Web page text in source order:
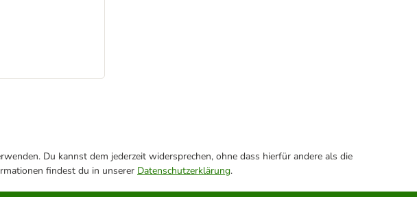
Du kannst dem jederzeit widersprechen, ohne dass hierfür andere als die
findest du in unserer Datenschutzerklärung.